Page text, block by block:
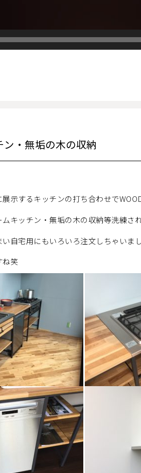
ン・無垢の木の収納
示するキッチンの打ち合わせで
キッチン・無垢の木の収納等洗練さ
自宅用にもいろいろ注文しちゃいま
ね笑